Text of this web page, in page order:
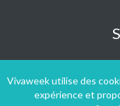
Vivaweek utilise des
expérience et